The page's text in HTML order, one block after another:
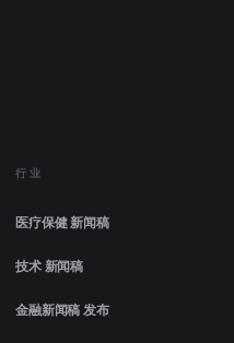
行业
医疗保健 新闻稿
技术 新闻稿
金融新闻稿 发布